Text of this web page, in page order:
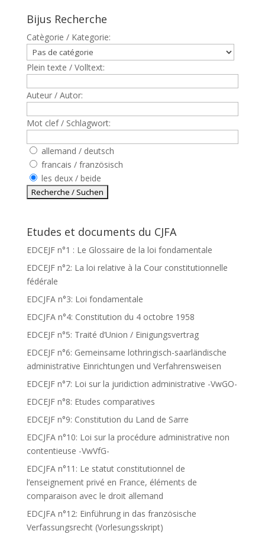
Bijus Recherche
Catègorie / Kategorie:
Plein texte / Volltext:
Auteur / Autor:
Mot clef / Schlagwort:
allemand / deutsch
francais / französisch
les deux / beide
Etudes et documents du CJFA
EDCEJF n°1 : Le Glossaire de la loi fondamentale
EDCEJF n°2: La loi relative à la Cour constitutionnelle
fédérale
EDCJFA n°3: Loi fondamentale
EDCJFA n°4: Constitution du 4 octobre 1958
EDCEJF n°5: Traité d’Union / Einigungsvertrag
EDCEJF n°6: Gemeinsame lothringisch-saarländische
administrative Einrichtungen und Verfahrensweisen
EDCEJF n°7: Loi sur la juridiction administrative -VwGO-
EDCEJF n°8: Etudes comparatives
EDCEJF n°9: Constitution du Land de Sarre
EDCJFA n°10: Loi sur la procédure administrative non
contentieuse -VwVfG-
EDCJFA n°11: Le statut constitutionnel de
l’enseignement privé en France, éléments de
comparaison avec le droit allemand
EDCJFA n°12: Einführung in das französische
Verfassungsrecht (Vorlesungsskript)